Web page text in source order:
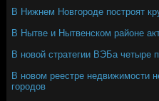
В Нижнем Новгороде построят
В Нытве и Нытвенском районе
В новой стратегии ВЭБа четыре
В новом реестре недвижимости
городов